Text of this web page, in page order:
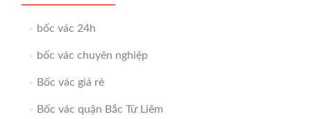
bốc vác 24h
bốc vác chuyên nghiệp
Bốc vác giá rẻ
Bốc vác quận Bắc Từ Liêm